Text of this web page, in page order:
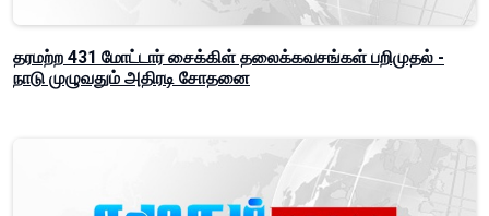
தரமற்ற 431 மோட்டார் சைக்கிள் தலைக்கவசங்கள் பறிமுதல் -
நாடு முழுவதும் அதிரடி சோதனை